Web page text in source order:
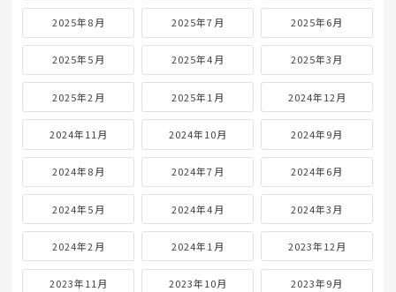
2025年8月 2025年7月 2025年6月
2025年5月 2025年4月 2025年3月
2025年2月 2025年1月 2024年12月
2024年11月 2024年10月 2024年9月
2024年8月 2024年7月 2024年6月
2024年5月 2024年4月 2024年3月
2024年2月 2024年1月 2023年12月
2023年11月 2023年10月 2023年9月